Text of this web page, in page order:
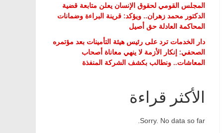
المجلس القومي لحقوق الإنسان يعلن متابعة قضية
الدكتور محمد زهران.. ويؤكد: قرينة البراءة وضمانات
المحاكمة العادلة حق أصيل
دار الخدمات ترد على رئيس هيئة التأمينات بعد مؤتمره
الصحفي: إنكار الأزمة لا ينهي معاناة أصحاب
المعاشات.. ونطالب بكشف الشركة المنفذة
الأكثر قراءة
Sorry. No data so far.